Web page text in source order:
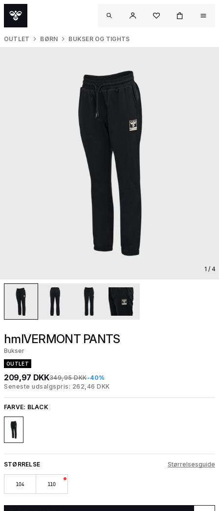
OUTLET BØRN BUKSER OG TIGHTS
1 / 4
hmlVERMONT PANTS
Bukser
OUTLET
209,97 DKK349,95 DKK-40%
Seneste udsalgspris: 262,46 DKK
FARVE: BLACK
STØRRELSE Størrelsesguide
104 110